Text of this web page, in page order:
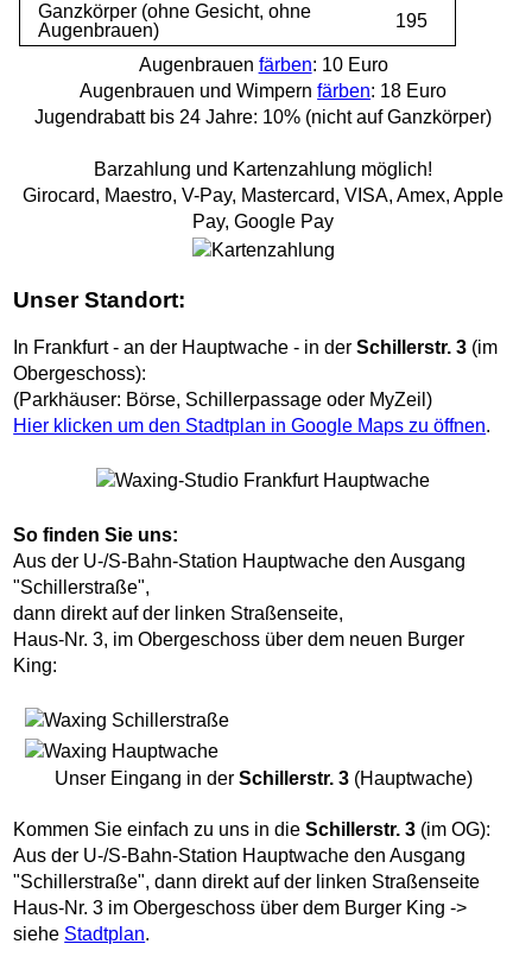
Ganzkörper (ohne Gesicht, ohne
Augenbrauen)
195
Augenbrauen färben: 10 Euro
Augenbrauen und Wimpernfärben: 18 Euro
Jugendrabatt bis 24 Jahre: 10% (nicht auf Ganzkörper)
Barzahlung und Kartenzahlung möglich!
Girocard, Maestro, V-Pay, Mastercard, VISA, Amex, Apple
Pay, Google Pay
Unser Standort:
In Frankfurt - an der Hauptwache - in derSchillerstr. 3 (im
Obergeschoss):
(Parkhäuser: Börse, Schillerpassage oder MyZeil)
Hier klicken um den Stadtplan in Google Maps zu öffnen.
So finden Sie uns:
Aus der U-/S-Bahn-Station Hauptwache den Ausgang
"Schillerstraße",
dann direkt auf der linken Straßenseite,
Haus-Nr. 3, im Obergeschoss über dem neuen Burger
King:
Unser Eingang in der Schillerstr. 3(Hauptwache)
Kommen Sie einfach zu uns in dieSchillerstr. 3 (im OG):
Aus der U-/S-Bahn-Station Hauptwache den Ausgang
"Schillerstraße", dann direkt auf der linken Straßenseite
Haus-Nr. 3 im Obergeschoss über dem Burger King ->
siehe Stadtplan.